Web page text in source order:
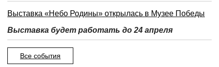
Выставка «Небо Родины» открылась в Музее Победы
Выставка будет работать до 24 апреля
Все события